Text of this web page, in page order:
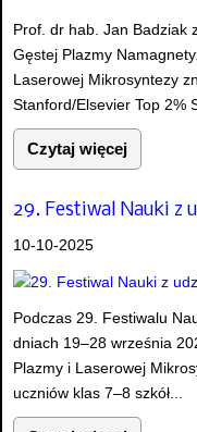
Prof. dr hab. Jan Badziak
Gęstej Plazmy
Laserowej Mikrosyntezy
Stanford/Elsevier Top 2%
Czytaj więcej
29. Festiwal Nauki z
10-10-2025
Podczas 29. Festiwalu
dniach 19–28 września
Plazmy i Laserowej
uczniów klas 7–8 szkół...